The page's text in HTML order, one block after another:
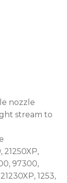
nozzle
stream to
21250XP,
97300,
1253,